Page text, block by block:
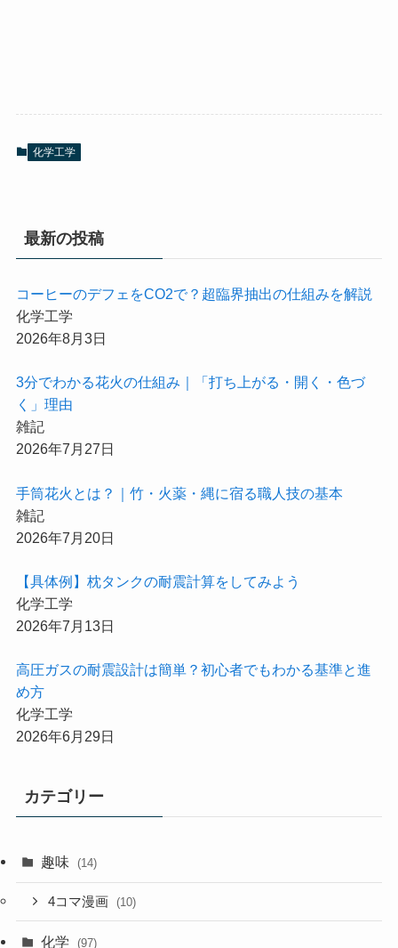
化学工学
最新の投稿
コーヒーのデフェをCO2で？超臨界抽出の仕組みを解説
化学工学
2026年8月3日
3分でわかる花火の仕組み｜「打ち上がる・開く・色づ
く」理由
雑記
2026年7月27日
手筒花火とは？｜竹・火薬・縄に宿る職人技の基本
雑記
2026年7月20日
【具体例】枕タンクの耐震計算をしてみよう
化学工学
2026年7月13日
高圧ガスの耐震設計は簡単？初心者でもわかる基準と進
め方
化学工学
2026年6月29日
カテゴリー
趣味 (14)
4コマ漫画 (10)
化学 (97)